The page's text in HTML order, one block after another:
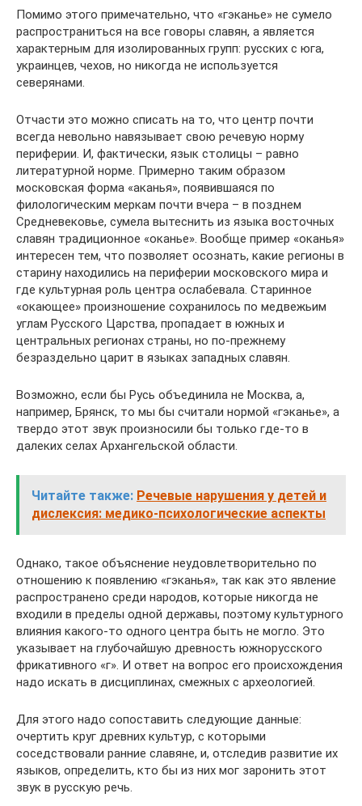
Помимо этого примечательно, что «гэканье» не сумело
распространиться на все говоры славян, а является
характерным для изолированных групп: русских с юга,
украинцев, чехов, но никогда не используется
северянами.
Отчасти это можно списать на то, что центр почти
всегда невольно навязывает свою речевую норму
периферии. И, фактически, язык столицы – равно
литературной норме. Примерно таким образом
московская форма «аканья», появившаяся по
филологическим меркам почти вчера – в позднем
Средневековье, сумела вытеснить из языка восточных
славян традиционное «оканье». Вообще пример «оканья»
интересен тем, что позволяет осознать, какие регионы в
старину находились на периферии московского мира и
где культурная роль центра ослабевала. Старинное
«окающее» произношение сохранилось по медвежьим
углам Русского Царства, пропадает в южных и
центральных регионах страны, но по-прежнему
безраздельно царит в языках западных славян.
Возможно, если бы Русь объединила не Москва, а,
например, Брянск, то мы бы считали нормой «гэканье», а
твердо этот звук произносили бы только где-то в
далеких селах Архангельской области.
Читайте также: Речевые нарушения у детей и
дислексия: медико-психологические аспекты
Однако, такое объяснение неудовлетворительно по
отношению к появлению «гэканья», так как это явление
распространено среди народов, которые никогда не
входили в пределы одной державы, поэтому культурного
влияния какого-то одного центра быть не могло. Это
указывает на глубочайшую древность южнорусского
фрикативного «г». И ответ на вопрос его происхождения
надо искать в дисциплинах, смежных с археологией.
Для этого надо сопоставить следующие данные:
очертить круг древних культур, с которыми
соседствовали ранние славяне, и, отследив развитие их
языков, определить, кто бы из них мог заронить этот
звук в русскую речь.